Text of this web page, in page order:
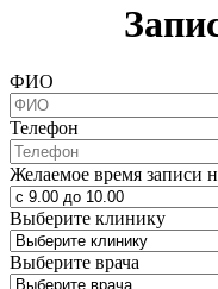
ФИО
Телефон
Желаемое время записи
Выберите клинику
Выберите врача